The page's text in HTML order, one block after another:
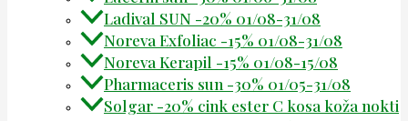
Ladival SUN -20% 01/08-31/08
Noreva Exfoliac -15% 01/08-31/08
Noreva Kerapil -15% 01/08-15/08
Pharmaceris sun -30% 01/05-31/08
Solgar -20% cink ester C kosa koža nokti